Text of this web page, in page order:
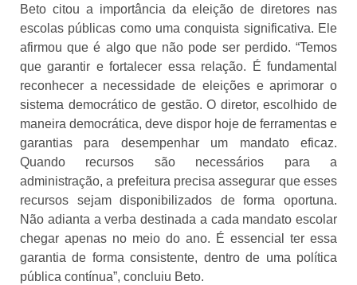
Beto citou a importância da eleição de diretores nas
escolas públicas como uma conquista significativa. Ele
afirmou que é algo que não pode ser perdido. “Temos
que garantir e fortalecer essa relação. É fundamental
reconhecer a necessidade de eleições e aprimorar o
sistema democrático de gestão. O diretor, escolhido de
maneira democrática, deve dispor hoje de ferramentas e
garantias para desempenhar um mandato eficaz.
Quando recursos são necessários para a
administração, a prefeitura precisa assegurar que esses
recursos sejam disponibilizados de forma oportuna.
Não adianta a verba destinada a cada mandato escolar
chegar apenas no meio do ano. É essencial ter essa
garantia de forma consistente, dentro de uma política
pública contínua”, concluiu Beto.